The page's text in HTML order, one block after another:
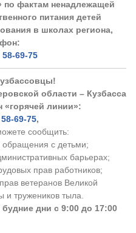
фактам ненадлежащей
питания детей
в школах региона,
58-69-75
области – Кузбасса
«горячей линии»:
69-75,
сообщить:
с детьми;
барьерах;
прав работников;
ветеранов Великой
и тружеников тыла.
дни с 9:00 до 17:00